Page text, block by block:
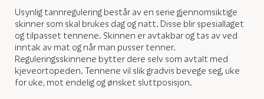
Usynlig tannregulering består av en serie gjennomsiktige
skinner som skal brukes dag og natt. Disse blir spesiallaget
og tilpasset tennene. Skinnen er avtakbar og tas av ved
inntak av mat og når man pusser tenner.
Reguleringsskinnene bytter dere selv som avtalt med
kjeveortopeden. Tennene vil slik gradvis bevege seg, uke
for uke, mot endelig og ønsket sluttposisjon.